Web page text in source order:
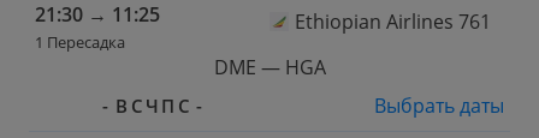
21:30 → 11:25
1 Пересадка
Ethiopian Airlines 761
DME — HGA
- В С Ч П С -
Выбрать даты